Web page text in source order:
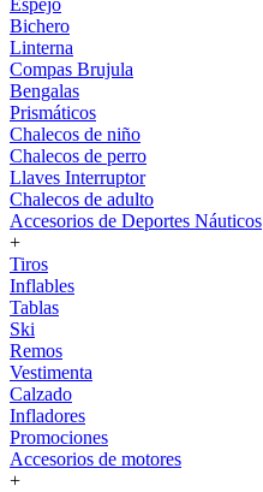
Espejo
Bichero
Linterna
Compas Brujula
Bengalas
Prismáticos
Chalecos de niño
Chalecos de perro
Llaves Interruptor
Chalecos de adulto
Accesorios de Deportes Náuticos
+
Tiros
Inflables
Tablas
Ski
Remos
Vestimenta
Calzado
Infladores
Promociones
Accesorios de motores
+